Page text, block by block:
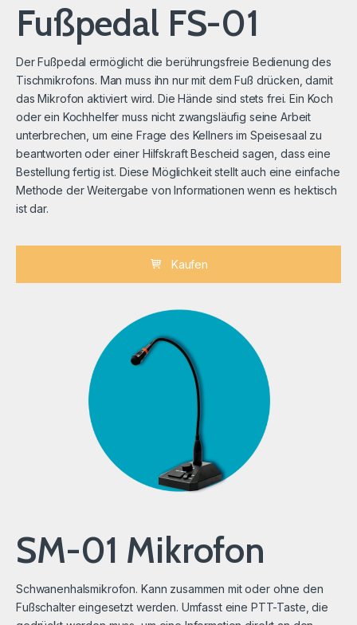
Fußpedal FS-01
Der Fußpedal ermöglicht die berührungsfreie Bedienung des
Tischmikrofons. Man muss ihn nur mit dem Fuß drücken, damit
das Mikrofon aktiviert wird. Die Hände sind stets frei. Ein Koch
oder ein Kochhelfer muss nicht zwangsläufig seine Arbeit
unterbrechen, um eine Frage des Kellners im Speisesaal zu
beantworten oder einer Hilfskraft Bescheid sagen, dass eine
Bestellung fertig ist. Diese Möglichkeit stellt auch eine einfache
Methode der Weitergabe von Informationen wenn es hektisch
ist dar.
Kaufen
SM-01 Mikrofon
Schwanenhalsmikrofon. Kann zusammen mit oder ohne den
Fußschalter eingesetzt werden. Umfasst eine PTT-Taste, die